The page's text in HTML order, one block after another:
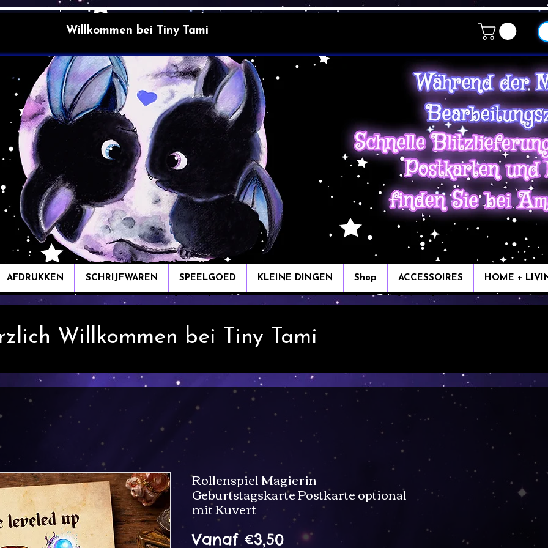
Willkommen bei Tiny Tami
AFDRUKKEN SCHRIJFWAREN SPEELGOED KLEINE DINGEN Shop ACCESSOIRES HOME +
Willkommen bei Tiny Tami
Rollenspiel Magierin
Geburtstagskarte Postkarte optional
mit Kuvert
Vanaf €3,50Verkoopprijs